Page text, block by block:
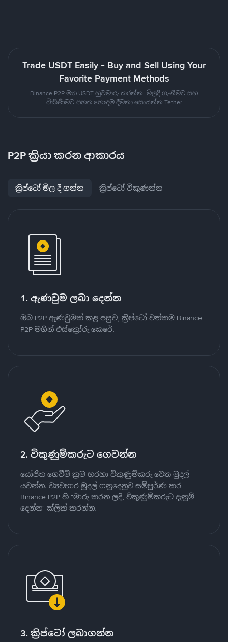
Trade USDT Easily - Buy and Sell Using Your
Favorite Payment Methods
Binance P2P මත USDT හුවමාරු කරන්න. මිලදී ගැනීමට සහ
විකිණීමට පහත හොඳම දීමනා සොයන්න Tether
P2P ක්‍රියා කරන ආකාරය
ක්‍රිප්ටෝ මිල දී ගන්න ක්‍රිප්ටෝ විකුණන්න
1. ඇණවුම ලබා දෙන්න
ඔබ P2P ඇණවුමක් කළ පසුව, ක්‍රිප්ටෝ වත්කම Binance
P2P මගින් එස්ක්‍රෝරු කෙරේ.
2. විකුණුම්කරුට ගෙවන්න
යෝජිත ගෙවීම් ක්‍රම හරහා විකුණුම්කරු වෙත මුදල්
යවන්න. ව්‍යවහාර මුදල් ගනුදෙනුව සම්පූර්ණ කර
Binance P2P හි "මාරු කරන ලදි, විකුණුම්කරුට දැනුම්
දෙන්න" ක්ලික් කරන්න.
3. ක්‍රිප්ටෝ ලබාගන්න